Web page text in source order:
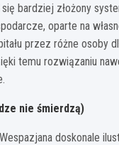
bardziej złożony
oparte na
przez różne
temu rozwiązaniu
nie śmierdzą)
doskonale